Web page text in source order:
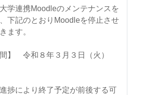
学連携Moodleのメンテナンスを
下記のとおりMoodleを停止させ
ます。
間】 令和８年３月３日（火）
捗により終了予定が前後する可